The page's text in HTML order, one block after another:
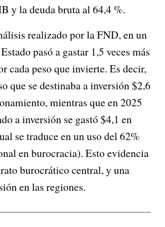
y la deuda bruta al 64,4 %.
realizado por la FND, en un
pasó a gastar 1,5 veces más
cada peso que invierte. Es decir,
que se destinaba a inversión $2,6
mientras que en 2025
a inversión se gastó $4,1 en
se traduce en un uso del 62%
en burocracia). Esto evidencia
burocrático central, y una
en las regiones.